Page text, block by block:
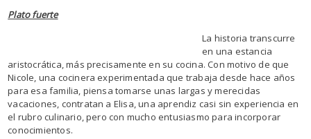
Plato fuerte
La historia transcurre
en una estancia
aristocrática, más precisamente en su cocina. Con motivo de que
Nicole, una cocinera experimentada que trabaja desde hace años
para esa familia, piensa tomarse unas largas y merecidas
vacaciones, contratan a Elisa, una aprendiz casi sin experiencia en
el rubro culinario, pero con mucho entusiasmo para incorporar
conocimientos.